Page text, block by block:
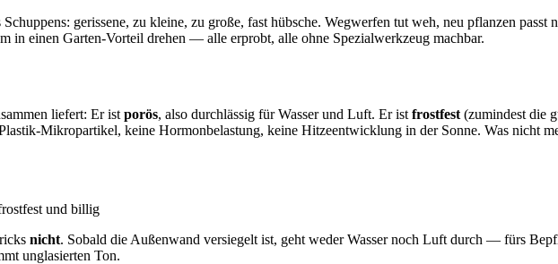
gerissene, zu kleine, zu große, fast hübsche. Wegwerfen tut weh, neu pflanzen
in einen Garten-Vorteil drehen — alle erprobt, alle ohne Spezialwerkzeug machbar.
liefert: Er ist porös, also durchlässig für Wasser und Luft. Er ist frostfest (zumindest die
Mikropartikel, keine Hormonbelastung, keine Hitzeentwicklung in der Sonne. Was nicht
und billig
nicht. Sobald die Außenwand versiegelt ist, geht weder Wasser noch Luft durch — fürs
unglasierten Ton.